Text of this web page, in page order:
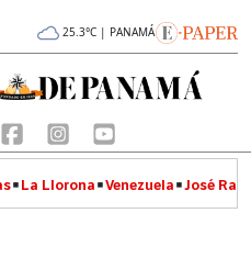
25.3°C | PANAMÁ
La Llorona Venezuela José